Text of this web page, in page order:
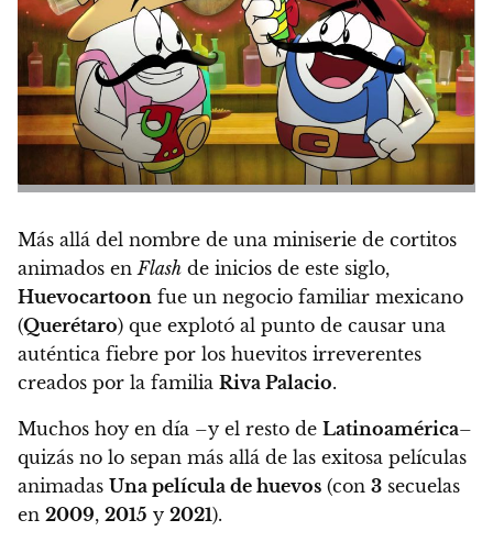
Más allá del nombre de una miniserie de cortitos
animados enFlash de inicios de este siglo,
Huevocartoon fue un negocio familiar mexicano
(Querétaro) que explotó al punto de causar una
auténtica fiebre por los huevitos irreverentes
creados por la familia Riva Palacio.
Muchos hoy en día –y el resto de Latinoamérica–
quizás no lo sepan más allá de las exitosa películas
animadas Una película de huevos (con 3 secuelas
en 2009, 2015 y 2021).